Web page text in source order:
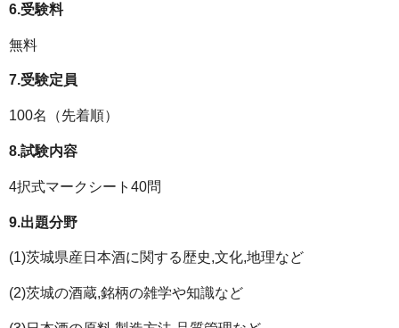
6.受験料
無料
7.受験定員
100名（先着順）
8.試験内容
4択式マークシート40問
9.出題分野
(1)茨城県産日本酒に関する歴史,文化,地理など
(2)茨城の酒蔵,銘柄の雑学や知識など